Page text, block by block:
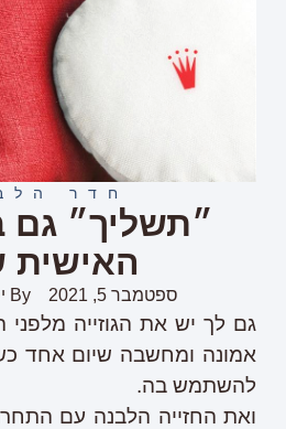
חדר
״תשליך״
האישית
ספטמבר 5, 2021 By
גם לך יש את הגוזייה
אמונה ומחשבה שיום אחד
להשתמש בה.
ואת החזייה הלבנה עם